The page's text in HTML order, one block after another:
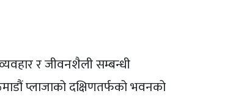
र जीवनशैली सम्बन्धी
प्लाजाको दक्षिणतर्फको भवनको